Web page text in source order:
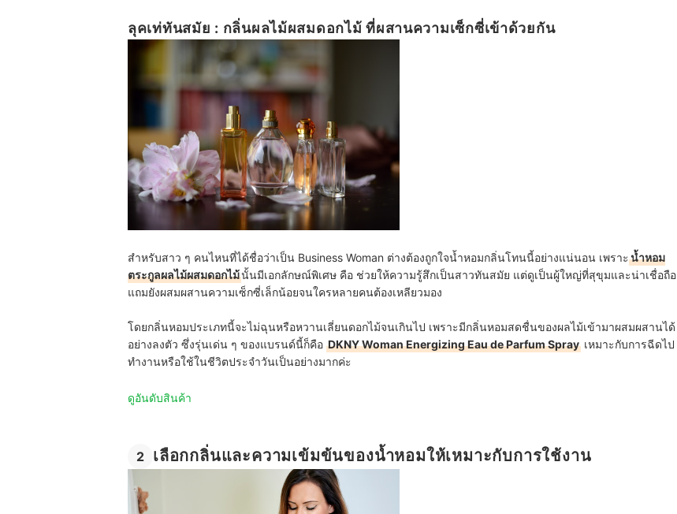
ลุคเท่ทันสมัย : กลิ่นผลไม้ผสมดอกไม้ ที่ผสานความเซ็กซี่เข้าด้วยกัน
สำหรับสาว ๆ คนไหนที่ได้ชื่อว่าเป็น Business Woman ต่างต้องถูกใจน้ำหอมกลิ่นโทนนี้อย่างแน่นอน เพราะน้ำหอม
ตระกูลผลไม้ผสมดอกไม้นั้นมีเอกลักษณ์พิเศษ คือ ช่วยให้ความรู้สึกเป็นสาวทันสมัย แต่ดูเป็นผู้ใหญ่ที่สุขุมและน่าเชื่อถือ
แถมยังผสมผสานความเซ็กซี่เล็กน้อยจนใครหลายคนต้องเหลียวมอง
โดยกลิ่นหอมประเภทนี้จะไม่ฉุนหรือหวานเลี่ยนดอกไม้จนเกินไป เพราะมีกลิ่นหอมสดชื่นของผลไม้เข้ามาผสมผสานได้
อย่างลงตัว ซึ่งรุ่นเด่น ๆ ของแบรนด์นี้ก็คือ DKNY Woman Energizing Eau de Parfum Spray เหมาะกับการฉีดไป
ทำงานหรือใช้ในชีวิตประจำวันเป็นอย่างมากค่ะ
ดูอันดับสินค้า
2 เลือกกลิ่นและความเข้มข้นของน้ำหอมให้เหมาะกับการใช้งาน